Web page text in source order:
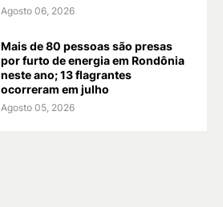
Agosto 06, 2026
Mais de 80 pessoas são presas
por furto de energia em Rondônia
neste ano; 13 flagrantes
ocorreram em julho
Agosto 05, 2026